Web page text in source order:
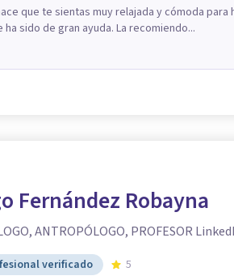
que te sientas muy relajada y cómoda para
sido de gran ayuda. La recomiendo...
Fernández Robayna
ANTROPÓLOGO, PROFESOR
verificado 5